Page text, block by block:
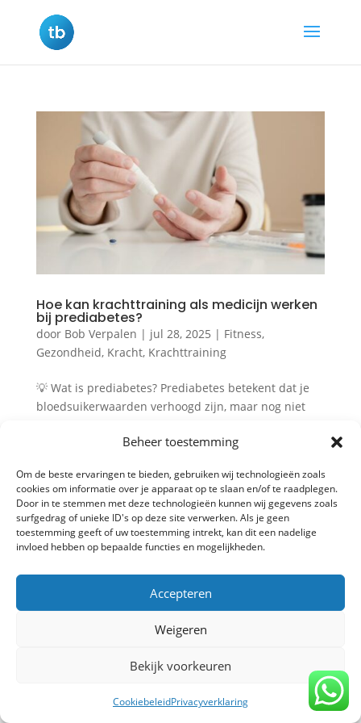
Beheer toestemming
Om de beste ervaringen te bieden, gebruiken wij technologieën zoals
cookies om informatie over je apparaat op te slaan en/of te raadplegen.
Door in te stemmen met deze technologieën kunnen wij gegevens zoals
surfgedrag of unieke ID's op deze site verwerken. Als je geen
toestemming geeft of uw toestemming intrekt, kan dit een nadelige
invloed hebben op bepaalde functies en mogelijkheden.
Accepteren
Weigeren
Bekijk voorkeuren
CookiebeleidPrivacyverklaring
Hoe kan krachttraining als medicijn werken
bij prediabetes?
door Bob Verpalen | jul 28, 2025 | Fitness,
Gezondheid, Kracht, Krachttraining
💡 Wat is prediabetes? Prediabetes betekent dat je
bloedsuikerwaarden verhoogd zijn, maar nog niet
is het een serieus signaal: zonder aanpassing in
Meer...
Privacy verklaring-Algemene voorwaarden
BeatsbySV